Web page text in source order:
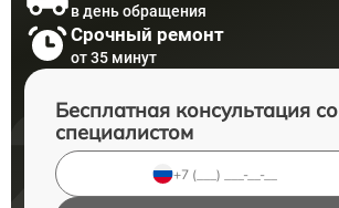
в день обращения
Срочный ремонт
от 35 минут
Бесплатная консультация со
специалистом